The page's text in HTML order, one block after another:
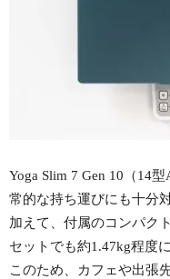
Yoga Slim 7 Gen 10（14
常的な持ち運びにも十分
加えて、付属のコンパク
セットでも約1.47kg程度
このため、カフェや出張